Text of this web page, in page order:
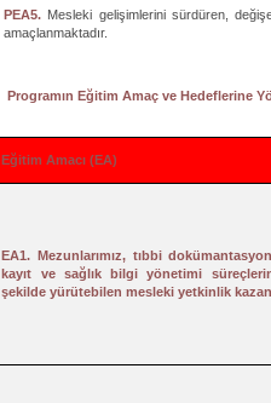
PEA5. Mesleki gelişimlerini sürdüren,
amaçlanmaktadır.
Programın Eğitim Amaç ve Hedeflerine
Eğitim Amacı (EA)
EA1. Mezunlarımız, tıbbi
kayıt ve sağlık bilgi yönetimi
şekilde yürütebilen mesleki yetkinlik